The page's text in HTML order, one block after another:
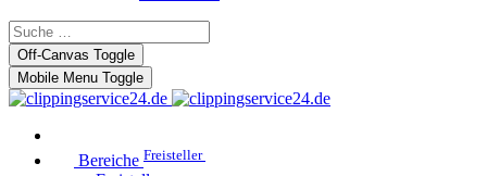
Off-Canvas Toggle
Mobile Menu Toggle
Bereiche Freisteller